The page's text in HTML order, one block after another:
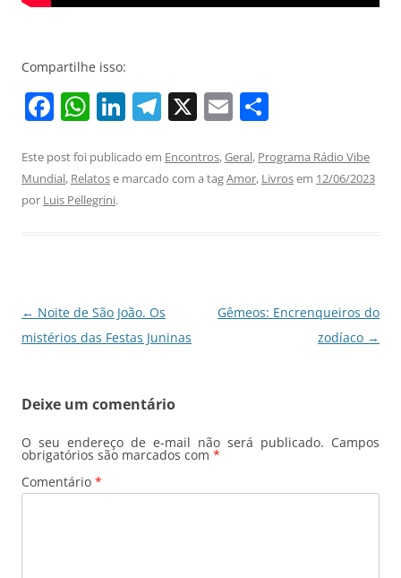
Compartilhe isso:
F
c
e
k
W
at
s
Li
k
e
T
e
gr
X E
ai
l
ar
e
Este post foi publicado em Encontros,Geral, Programa Rádio Vibe
Mundial, Relatose marcado com a tagAmor, Livrosem 12/06/2023
por Luis Pellegrini.
Navegação
de
← Noite de São João. Os
mistérios das Festas Juninas
Gêmeos: Encrenqueiros do
zodíaco →
Deixe um comentário
O seu endereço de e-mail não será publicado. Campos
obrigatórios são marcados com *
Comentário *